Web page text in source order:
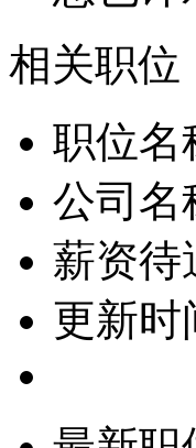
相关职位
职位名
公司名
薪资待
更新时